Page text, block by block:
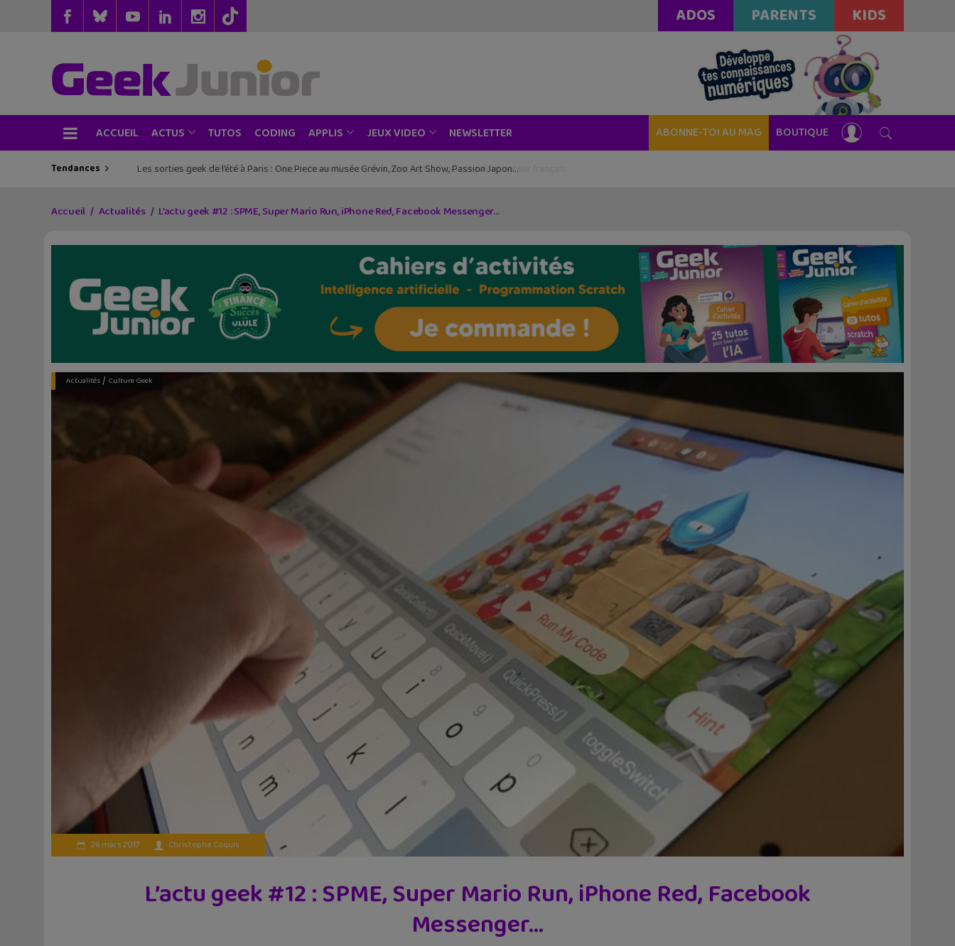
ADOS PARENTS KIDS
ACCUEIL ACTUS TUTOS CODING APPLIS JEUX VIDEO NEWSLETTER ABONNE-TOI AU MAG BOUTIQUE
Tendances Les sorties geek de l’été à Paris : One Piece au musée Grévin, Zoo Art Show, Passion Japon…
Accueil Actualités L’actu geek #12 : SPME, Super Mario Run, iPhone Red, Facebook Messenger…
Actualités/ Culture Geek
26 mars 2017 Christophe Coquis
L’actu geek #12 : SPME, Super Mario Run, iPhone Red, Facebook
Messenger…